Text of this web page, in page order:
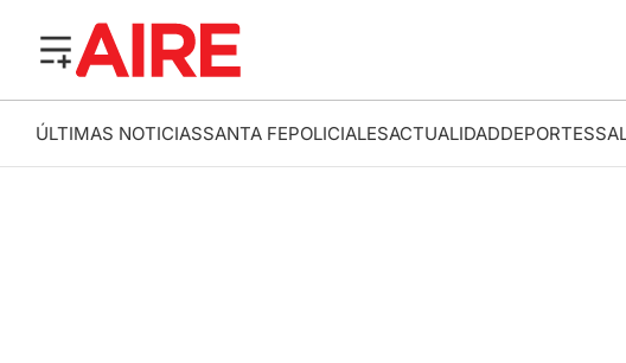
ÚLTIMAS NOTICIASSANTA FEPOLICIALESACTUALIDADDEPORTES